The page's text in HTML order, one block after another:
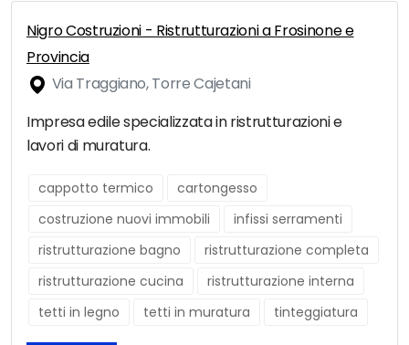
Nigro Costruzioni - Ristrutturazioni a Frosinone e
Provincia
Via Traggiano, Torre Cajetani
Impresa edile specializzata in ristrutturazioni e
lavori di muratura.
cappotto termico
cartongesso
costruzione nuovi immobili
infissi serramenti
ristrutturazione bagno
ristrutturazione completa
ristrutturazione cucina
ristrutturazione interna
tetti in legno
tetti in muratura tinteggiatura